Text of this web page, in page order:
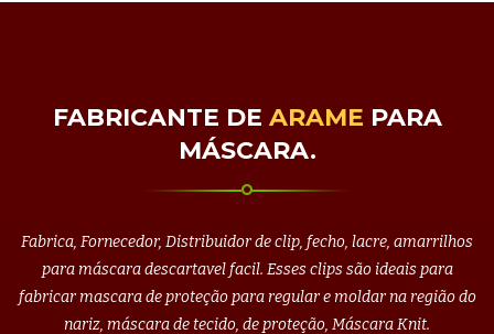
FABRICANTE DE ARAME PARA
MÁSCARA.
Fabrica, Fornecedor, Distribuidor de clip, fecho, lacre, amarrilhos
para máscara descartavel facil. Esses clips são ideais para
fabricar mascara de proteção para regular e moldar na região do
nariz, máscara de tecido, de proteção, Máscara Knit.